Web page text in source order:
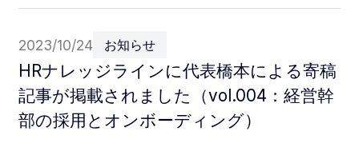
2023/10/24 お知らせ
HRナレッジラインに代表橋本による寄稿
記事が掲載されました（vol.004：経営幹
部の採用とオンボーディング）